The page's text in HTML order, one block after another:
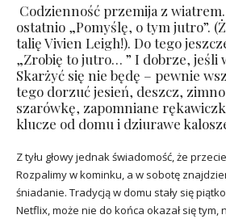
Codzienność przemija z
ostatnio „Pomyślę, o tym jutro”.
talię Vivien Leigh!). Do tego
„Zrobię to jutro… ” I dobrze, jeśli
Skarżyć się nie będę – pewnie
tego dorzuć jesień, deszcz,
szarówkę, zapomniane
klucze od domu i dziurawe
Z tyłu głowy jednak świadomość, że
Rozpalimy w kominku, a w sobotę
śniadanie. Tradycją w domu stały się
Netflix, może nie do końca okazał się tym,